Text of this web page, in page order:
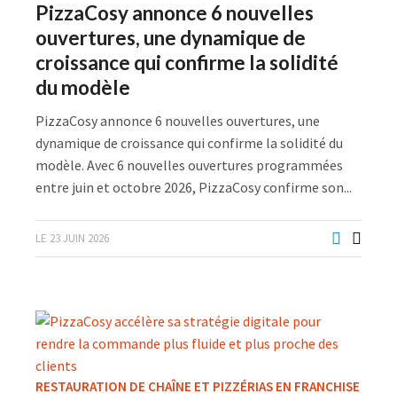
PizzaCosy annonce 6 nouvelles
ouvertures, une dynamique de
croissance qui confirme la solidité
du modèle
PizzaCosy annonce 6 nouvelles ouvertures, une
dynamique de croissance qui confirme la solidité du
modèle. Avec 6 nouvelles ouvertures programmées
entre juin et octobre 2026, PizzaCosy confirme son...
LE 23 JUIN 2026
RESTAURATION DE CHAÎNE ET PIZZÉRIAS EN FRANCHISE